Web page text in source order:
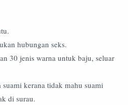
hubungan seks.
30 jenis warna untuk baju, seluar
kerana tidak mahu suami
di surau.